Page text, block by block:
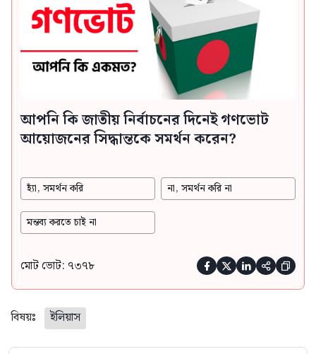
আপনি কি জাতীয় নির্বাচনের দিনেই গণভোট
আয়োজনের সিদ্ধান্তকে সমর্থন করেন?
হ্যাঁ, সমর্থন করি না, সমর্থন করি না
মন্তব্য করতে চাই না
মোট ভোট: ৭৩৭৮     
বিষয়ঃ ইলিয়াস